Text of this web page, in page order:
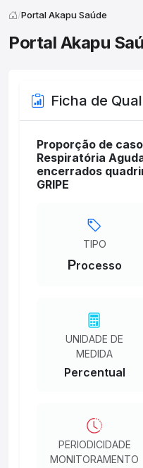
Portal Akapu Saúde
Portal Akapu
Ficha de
Proporção de
Respiratória
encerrados
GRIPE
TIPO
Processo
UNIDADE DE
MEDIDA
Percentual
PERIODICIDADE
MONITORAMENTO